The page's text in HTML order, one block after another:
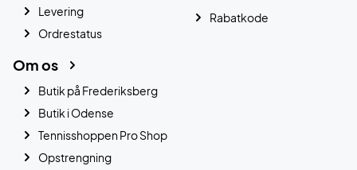
Levering
Ordrestatus
Rabatkode
Om os
Butik på Frederiksberg
Butik i Odense
Tennisshoppen Pro Shop
Opstrengning